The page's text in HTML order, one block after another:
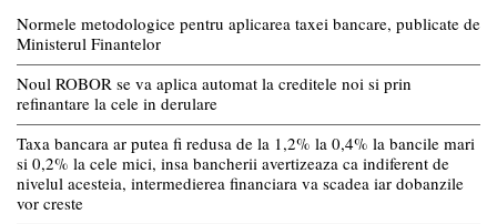
Normele metodologice pentru aplicarea taxei bancare, publicate de
Ministerul Finantelor
Noul ROBOR se va aplica automat la creditele noi si prin
refinantare la cele in derulare
Taxa bancara ar putea fi redusa de la 1,2% la 0,4% la bancile mari
si 0,2% la cele mici, insa bancherii avertizeaza ca indiferent de
nivelul acesteia, intermedierea financiara va scadea iar dobanzile
vor creste